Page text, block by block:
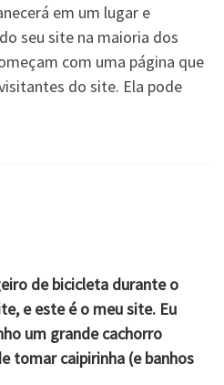
em um lugar e
seu site na maioria dos
com uma página que
do site. Ela pode
de bicicleta durante o
e este é o meu site. Eu
um grande cachorro
tomar caipirinha (e banhos